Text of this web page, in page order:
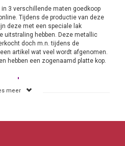
3 verschillende maten goedkoop
Tijdens de productie van deze
deze met een speciale lak
uitstraling hebben. Deze metallic
doch m.n. tijdens de
artikel wat veel wordt afgenomen.
hebben een zogenaamd platte kop.
kopen
je door. Vandaar dat wij gerust
je bestelling het liefst al eind
meer